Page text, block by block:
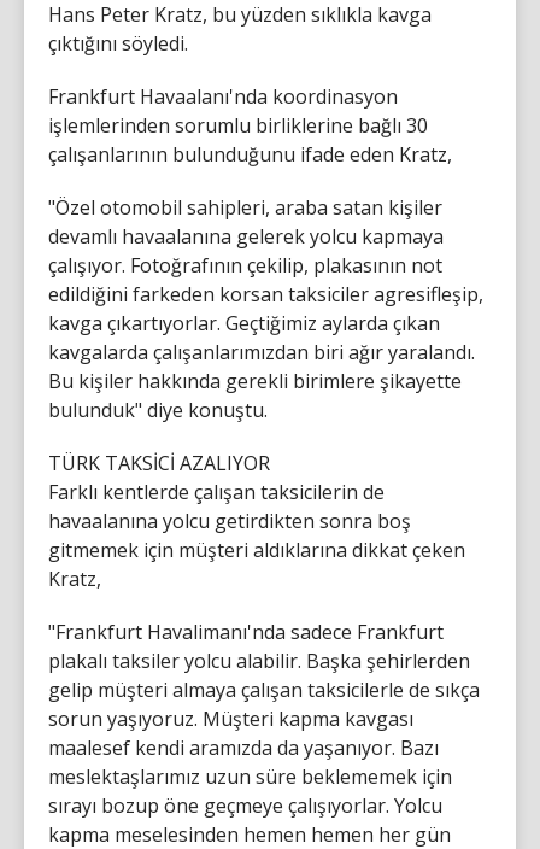
Hans Peter Kratz, bu yüzden sıklıkla kavga
çıktığını söyledi.
Frankfurt Havaalanı'nda koordinasyon
işlemlerinden sorumlu birliklerine bağlı 30
çalışanlarının bulunduğunu ifade eden Kratz,
"Özel otomobil sahipleri, araba satan kişiler
devamlı havaalanına gelerek yolcu kapmaya
çalışıyor. Fotoğrafının çekilip, plakasının not
edildiğini farkeden korsan taksiciler agresifleşip,
kavga çıkartıyorlar. Geçtiğimiz aylarda çıkan
kavgalarda çalışanlarımızdan biri ağır yaralandı.
Bu kişiler hakkında gerekli birimlere şikayette
bulunduk" diye konuştu.
TÜRK TAKSİCİ AZALIYOR
Farklı kentlerde çalışan taksicilerin de
havaalanına yolcu getirdikten sonra boş
gitmemek için müşteri aldıklarına dikkat çeken
Kratz,
"Frankfurt Havalimanı'nda sadece Frankfurt
plakalı taksiler yolcu alabilir. Başka şehirlerden
gelip müşteri almaya çalışan taksicilerle de sıkça
sorun yaşıyoruz. Müşteri kapma kavgası
maalesef kendi aramızda da yaşanıyor. Bazı
meslektaşlarımız uzun süre beklememek için
sırayı bozup öne geçmeye çalışıyorlar. Yolcu
kapma meselesinden hemen hemen her gün